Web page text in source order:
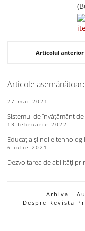
Articolul anterior
Articole
27 mai 2021
Sistemul de învățământ
13 februarie 2022
Educația și noile
6 iulie 2021
Dezvoltarea de abilități
Arhiva
Despre Revista